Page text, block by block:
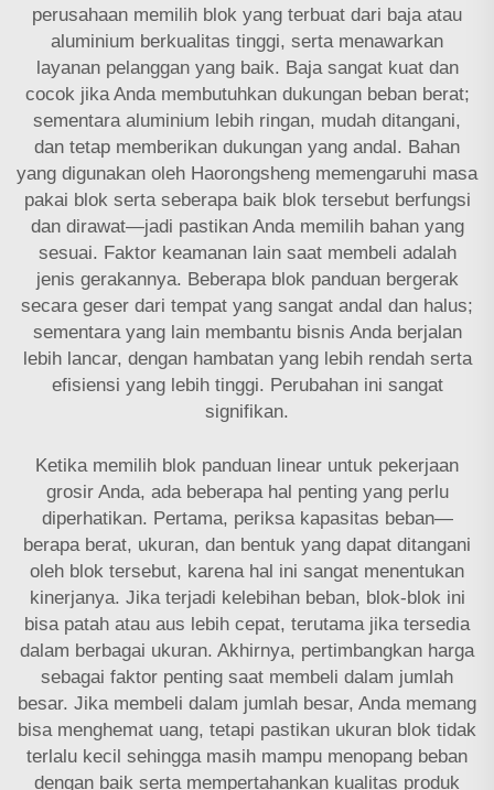
perusahaan memilih blok yang terbuat dari baja atau
aluminium berkualitas tinggi, serta menawarkan
layanan pelanggan yang baik. Baja sangat kuat dan
cocok jika Anda membutuhkan dukungan beban berat;
sementara aluminium lebih ringan, mudah ditangani,
dan tetap memberikan dukungan yang andal. Bahan
yang digunakan oleh Haorongsheng memengaruhi masa
pakai blok serta seberapa baik blok tersebut berfungsi
dan dirawat—jadi pastikan Anda memilih bahan yang
sesuai. Faktor keamanan lain saat membeli adalah
jenis gerakannya. Beberapa blok panduan bergerak
secara geser dari tempat yang sangat andal dan halus;
sementara yang lain membantu bisnis Anda berjalan
lebih lancar, dengan hambatan yang lebih rendah serta
efisiensi yang lebih tinggi. Perubahan ini sangat
signifikan.
Ketika memilih blok panduan linear untuk pekerjaan
grosir Anda, ada beberapa hal penting yang perlu
diperhatikan. Pertama, periksa kapasitas beban—
berapa berat, ukuran, dan bentuk yang dapat ditangani
oleh blok tersebut, karena hal ini sangat menentukan
kinerjanya. Jika terjadi kelebihan beban, blok-blok ini
bisa patah atau aus lebih cepat, terutama jika tersedia
dalam berbagai ukuran. Akhirnya, pertimbangkan harga
sebagai faktor penting saat membeli dalam jumlah
besar. Jika membeli dalam jumlah besar, Anda memang
bisa menghemat uang, tetapi pastikan ukuran blok tidak
terlalu kecil sehingga masih mampu menopang beban
dengan baik serta mempertahankan kualitas produk